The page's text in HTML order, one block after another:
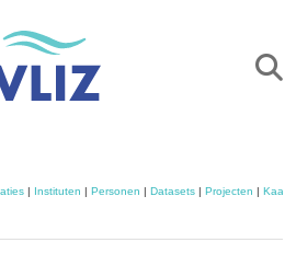
| Instituten | Personen | Datasets| Projecten |